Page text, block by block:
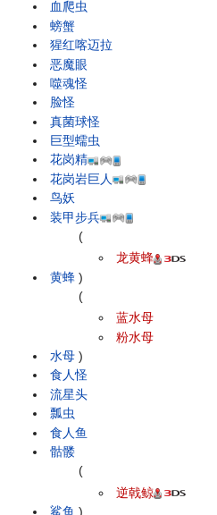
血爬虫
螃蟹
猩红喀迈拉
恶魔眼
噬魂怪
脸怪
真菌球怪
巨型蠕虫
花岗精
花岗岩巨人
鸟妖
装甲步兵
黄蜂
(
龙黄蜂
)
水母
(
蓝水母
粉水母
)
食人怪
流星头
瓢虫
食人鱼
骷髅
鲨鱼
(
逆戟鲸
)